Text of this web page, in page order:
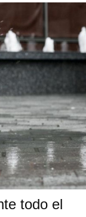
todo el